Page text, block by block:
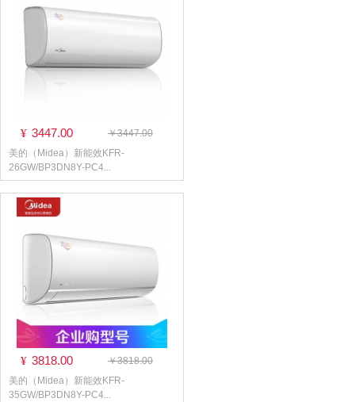
¥ 3447.00
￥3447.00
美的（Midea）新能效KFR-
26GW/BP3DN8Y-PC4...
¥ 3818.00
￥3818.00
美的（Midea）新能效KFR-
35GW/BP3DN8Y-PC4...